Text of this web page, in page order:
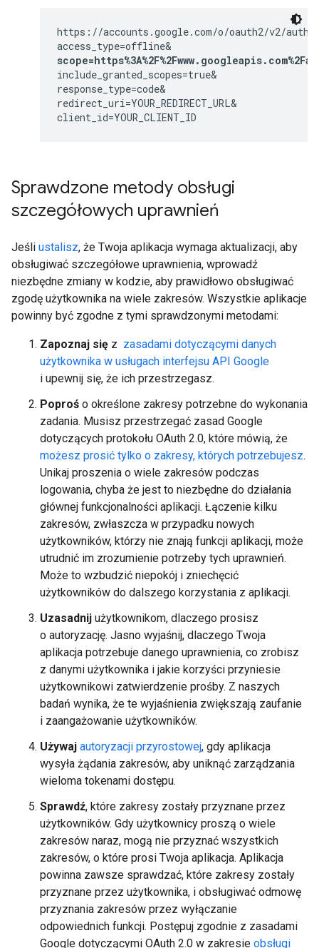
https://accounts.google.com/o/oauth2/v2/auth?
include_granted_scopes=true&
response_type=code&
redirect_uri=YOUR_REDIRECT_URL&
client_id=YOUR_CLIENT_ID
Sprawdzone metody obsługi
szczegółowych uprawnień
Jeśli ustalisz, że Twoja aplikacja wymaga aktualizacji, aby
obsługiwać szczegółowe uprawnienia, wprowadź
niezbędne zmiany w kodzie, aby prawidłowo obsługiwać
zgodę użytkownika na wiele zakresów. Wszystkie aplikacje
powinny być zgodne z tymi sprawdzonymi metodami:
Zapoznaj się z zasadami dotyczącymi danych
użytkownika w usługach interfejsu API Google
i upewnij się, że ich przestrzegasz.
Poproś o określone zakresy potrzebne do wykonania
zadania. Musisz przestrzegać zasad Google
dotyczących protokołu OAuth 2.0, które mówią, że
możesz prosić tylko o zakresy, których potrzebujesz.
Unikaj proszenia o wiele zakresów podczas
logowania, chyba że jest to niezbędne do działania
głównej funkcjonalności aplikacji. Łączenie kilku
zakresów, zwłaszcza w przypadku nowych
użytkowników, którzy nie znają funkcji aplikacji, może
utrudnić im zrozumienie potrzeby tych uprawnień.
Może to wzbudzić niepokój i zniechęcić
użytkowników do dalszego korzystania z aplikacji.
Uzasadnij użytkownikom, dlaczego prosisz
o autoryzację. Jasno wyjaśnij, dlaczego Twoja
aplikacja potrzebuje danego uprawnienia, co zrobisz
z danymi użytkownika i jakie korzyści przyniesie
użytkownikowi zatwierdzenie prośby. Z naszych
badań wynika, że te wyjaśnienia zwiększają zaufanie
i zaangażowanie użytkowników.
Używaj autoryzacji przyrostowej, gdy aplikacja
wysyła żądania zakresów, aby uniknąć zarządzania
wieloma tokenami dostępu.
Sprawdź, które zakresy zostały przyznane przez
użytkowników. Gdy użytkownicy proszą o wiele
zakresów naraz, mogą nie przyznać wszystkich
zakresów, o które prosi Twoja aplikacja. Aplikacja
powinna zawsze sprawdzać, które zakresy zostały
przyznane przez użytkownika, i obsługiwać odmowę
przyznania zakresów przez wyłączanie
odpowiednich funkcji. Postępuj zgodnie z zasadami
Google dotyczącymi OAuth 2.0 w zakresie obsługi